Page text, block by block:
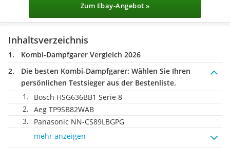
Zum Ebay-Angebot »
Inhaltsverzeichnis
Kombi-Dampfgarer Vergleich 2026
Die besten Kombi-Dampfgarer: Wählen Sie Ihren
persönlichen Testsieger aus der Bestenliste.
Bosch HSG636BB1 Serie 8
Aeg TP9SB82WAB
Panasonic NN-CS89LBGPG
mehr anzeigen